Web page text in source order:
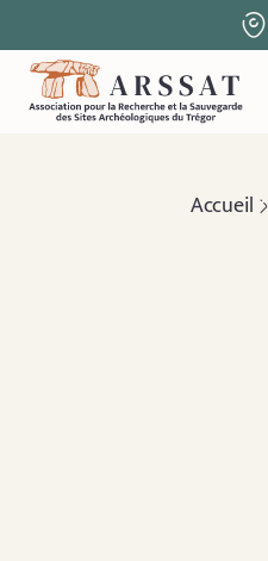
Accueil